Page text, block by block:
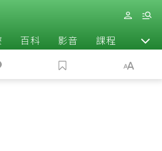
百科 影音 課程 退休